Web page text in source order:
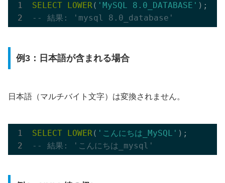
SELECT LOWER( 'MySQL 8.0_DATABASE'
-- 結果: 'mysql 8.0_database'
例3：日本語が含まれる場合
日本語（マルチバイト文字）は変換されません。
SELECT LOWER( 'こんにちは_MySQL'
-- 結果: 'こんにちは_mysql'